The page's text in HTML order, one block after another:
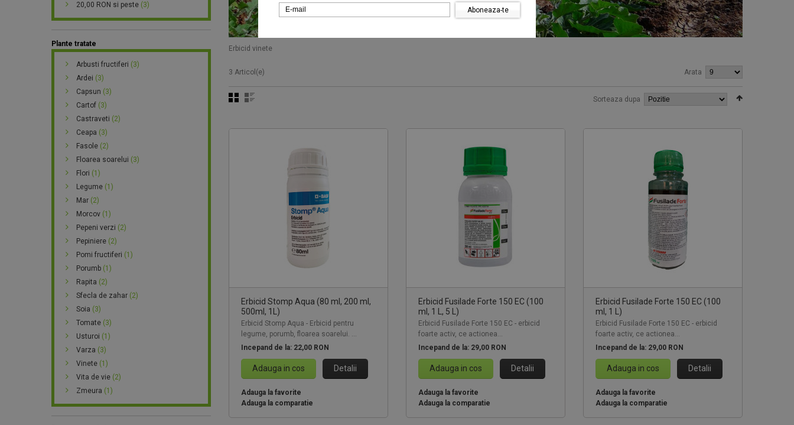
Erbicid vinete
3 Articol(e) Arata
Sorteaza dupa
Erbicid Stomp Aqua (80 ml, 200 ml,
500ml, 1L)
Erbicid Stomp Aqua - Erbicid pentru
legume, porumb, floarea soarelui. ...
Incepand de la: 22,00 RON
Adauga in cos Detalii
Adauga la favorite
Adauga la comparatie
Erbicid Fusilade Forte 150 EC (100
ml, 1 L, 5 L)
Erbicid Fusilade Forte 150 EC - erbicid
foarte activ, ce actionea...
Incepand de la: 29,00 RON
Adauga in cos Detalii
Adauga la favorite
Adauga la comparatie
Erbicid Fusilade Forte 150 EC (100
ml, 1 L)
Erbicid Fusilade Forte 150 EC - erbicid
foarte activ, ce actionea...
Incepand de la: 29,00 RON
Adauga in cos Detalii
Adauga la favorite
Adauga la comparatie
20,00 RON si peste (3)
Plante tratate
Arbusti fructiferi (3)
Ardei (3)
Capsun (3)
Cartof (3)
Castraveti (2)
Ceapa (3)
Fasole (2)
Floarea soarelui (3)
Flori (1)
Legume (1)
Mar (2)
Morcov (1)
Pepeni verzi (2)
Pepiniere (2)
Pomi fructiferi (1)
Porumb (1)
Rapita (2)
Sfecla de zahar (2)
Soia (3)
Tomate (3)
Usturoi (1)
Varza (3)
Vinete (1)
Vita de vie (2)
Zmeura (1)
Aboneaza-te